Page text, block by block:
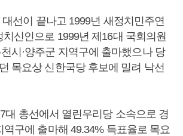
대선이 끝나고 1999년 새정치민주연
신인으로 1999년 제16대 국회의원
시·양주군 지역구에 출마했으나 당
목요상 신한국당 후보에 밀려 낙선
대 총선에서 열린우리당 소속으로 경
역구에 출마해 49.34% 득표율로 목요